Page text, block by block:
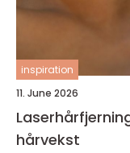
inspiration
11. June 2026
Laserhårfjerning varig reduksjon av
hårvekst